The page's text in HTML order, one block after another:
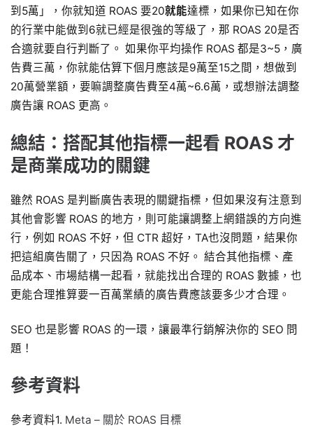
到5萬」，你就知道 ROAS 要20就能達標，如果你已知在你
的行業中能做到6就已經是很強的等級了，那 ROAS 20是否
合適就要自行判斷了。 如果你平均操作 ROAS 都是3~5，廣
告費三萬，你就能估算下個月應該是9萬至15之間，想做到
20萬營業額，要嘛調整廣告費至4萬~6.6萬，或想辦法調整
廣告讓 ROAS 更高。
總結：搭配其他指標一起看 ROAS 才
是商業成功的關鍵
雖然 ROAS 是判斷廣告表現的關鍵指標，但如果沒有注意到
其他會影響 ROAS 的地方，則可能讓調整上網錯誤的方向進
行，例如 ROAS 不好，但 CTR 超好，TA也沒問題，結果你
把這組廣告關了，只因為 ROAS 不好。 結合其他指標、產
品成本、市場結構一起看，就能找出合理的 ROAS 數據，也
更能合理推算要一百萬業績的廣告費應該要多少才合理。
SEO 也是影響 ROAS 的一環，讓最準行銷解決你的 SEO 問
題！
參考資料
參考資料1. Meta – 關於 ROAS 目標